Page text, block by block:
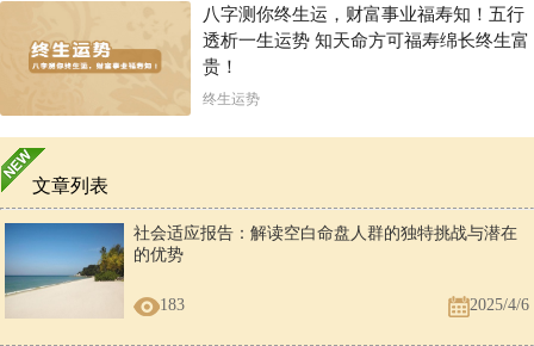
八字测你终生运，财富事业福寿知！五行
透析一生运势 知天命方可福寿绵长终生富
贵！
终生运势
文章列表
社会适应报告：解读空白命盘人群的独特挑战与潜在
的优势
183 2025/4/6